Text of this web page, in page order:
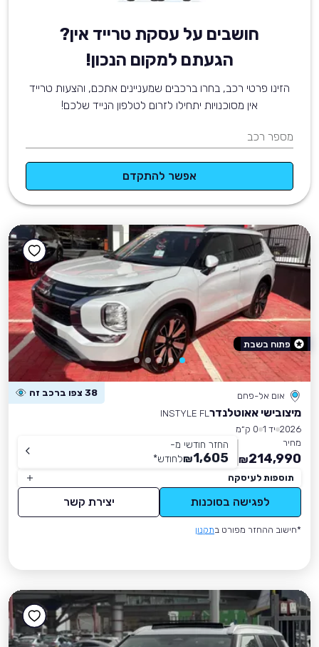
חושבים על עסקת טרייד אין?
הגעתם למקום הנכון!
הזינו פרטי רכב, בחרו ברכבים שמעניינים אתכם, והצעות טרייד
אין מסוכנויות יתחילו לזרום לטלפון הנייד שלכם!
מספר רכב
אפשר להתקדם
אום אל-פחם 38 צפו ברכב זה
מיצובישי אאוטלנדר INSTYLE FL
2026 יד 1
0 ק״מ
מחיר
214,990
₪
החזר חודשי מ-
1,605
₪לחודש*
תוספות לעיסקה
לפגישה בסוכנות יצירת קשר
*חישוב ההחזר מפורט בתקנון
פתוח בשבת